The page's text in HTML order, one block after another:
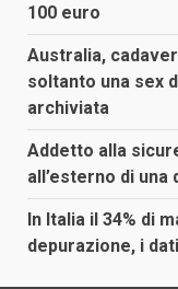
100 euro
Australia,
soltanto una sex
archiviata
Addetto alla
all’esterno di
In Italia il 34% di
depurazione, i